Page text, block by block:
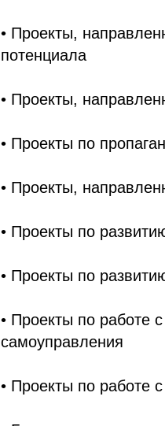
• Проекты,
потенциала
• Проекты,
• Проекты по
• Проекты,
• Проекты по
• Проекты по
• Проекты по работе
самоуправления
• Проекты по работе